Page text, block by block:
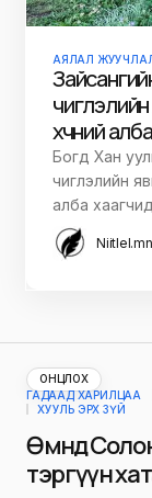
АЯЛАЛ
хүчний
Богд Хан
чиглэлийн
алба
Niitlel.mn
ОНЦЛОХ
ГАДААД ХАРИЛЦАА
ХУУЛЬ ЭРХ ЗҮЙ
Өмнөд
тэргүүн